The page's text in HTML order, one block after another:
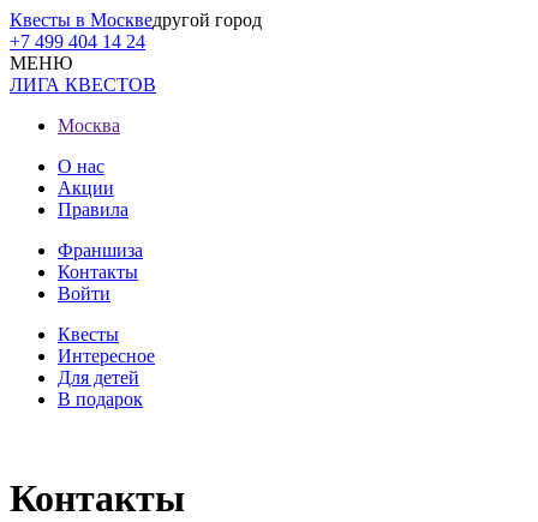
Квесты в Москведругой город
+7 499 404 14 24
МЕНЮ
ЛИГА КВЕСТОВ
Москва
О нас
Акции
Правила
Франшиза
Контакты
Войти
Квесты
Интересное
Для детей
В подарок
Контакты